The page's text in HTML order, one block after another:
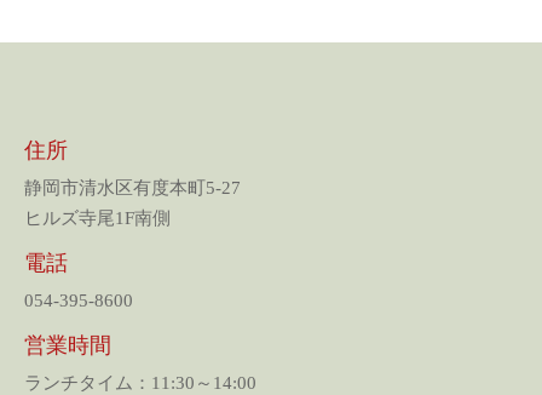
住所
静岡市清水区有度本町5-27
ヒルズ寺尾1F南側
電話
054-395-8600
営業時間
ランチタイム：11:30～14:00